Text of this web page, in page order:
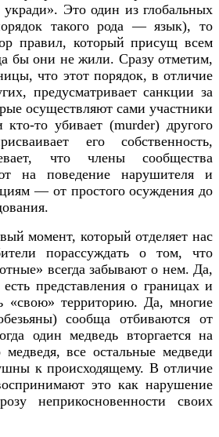
укради». Это один из глобальных
такого рода — язык), то
правил, который присущ всем
бы они не жили. Сразу отметим,
что этот порядок, в отличие
предусматривает санкции за
осуществляют сами участники
кто-то убивает (murder) другого
его собственность,
что члены сообщества
на поведение нарушителя и
— от простого осуждения до
момент, который отделяет нас
порассуждать о том, что
всегда забывают о нем. Да,
представления о границах и
«свою» территорию. Да, многие
сообща отбиваются от
один медведь вторгается на
медведя, все остальные медведи
к происходящему. В отличие
это как нарушение
неприкосновенности своих